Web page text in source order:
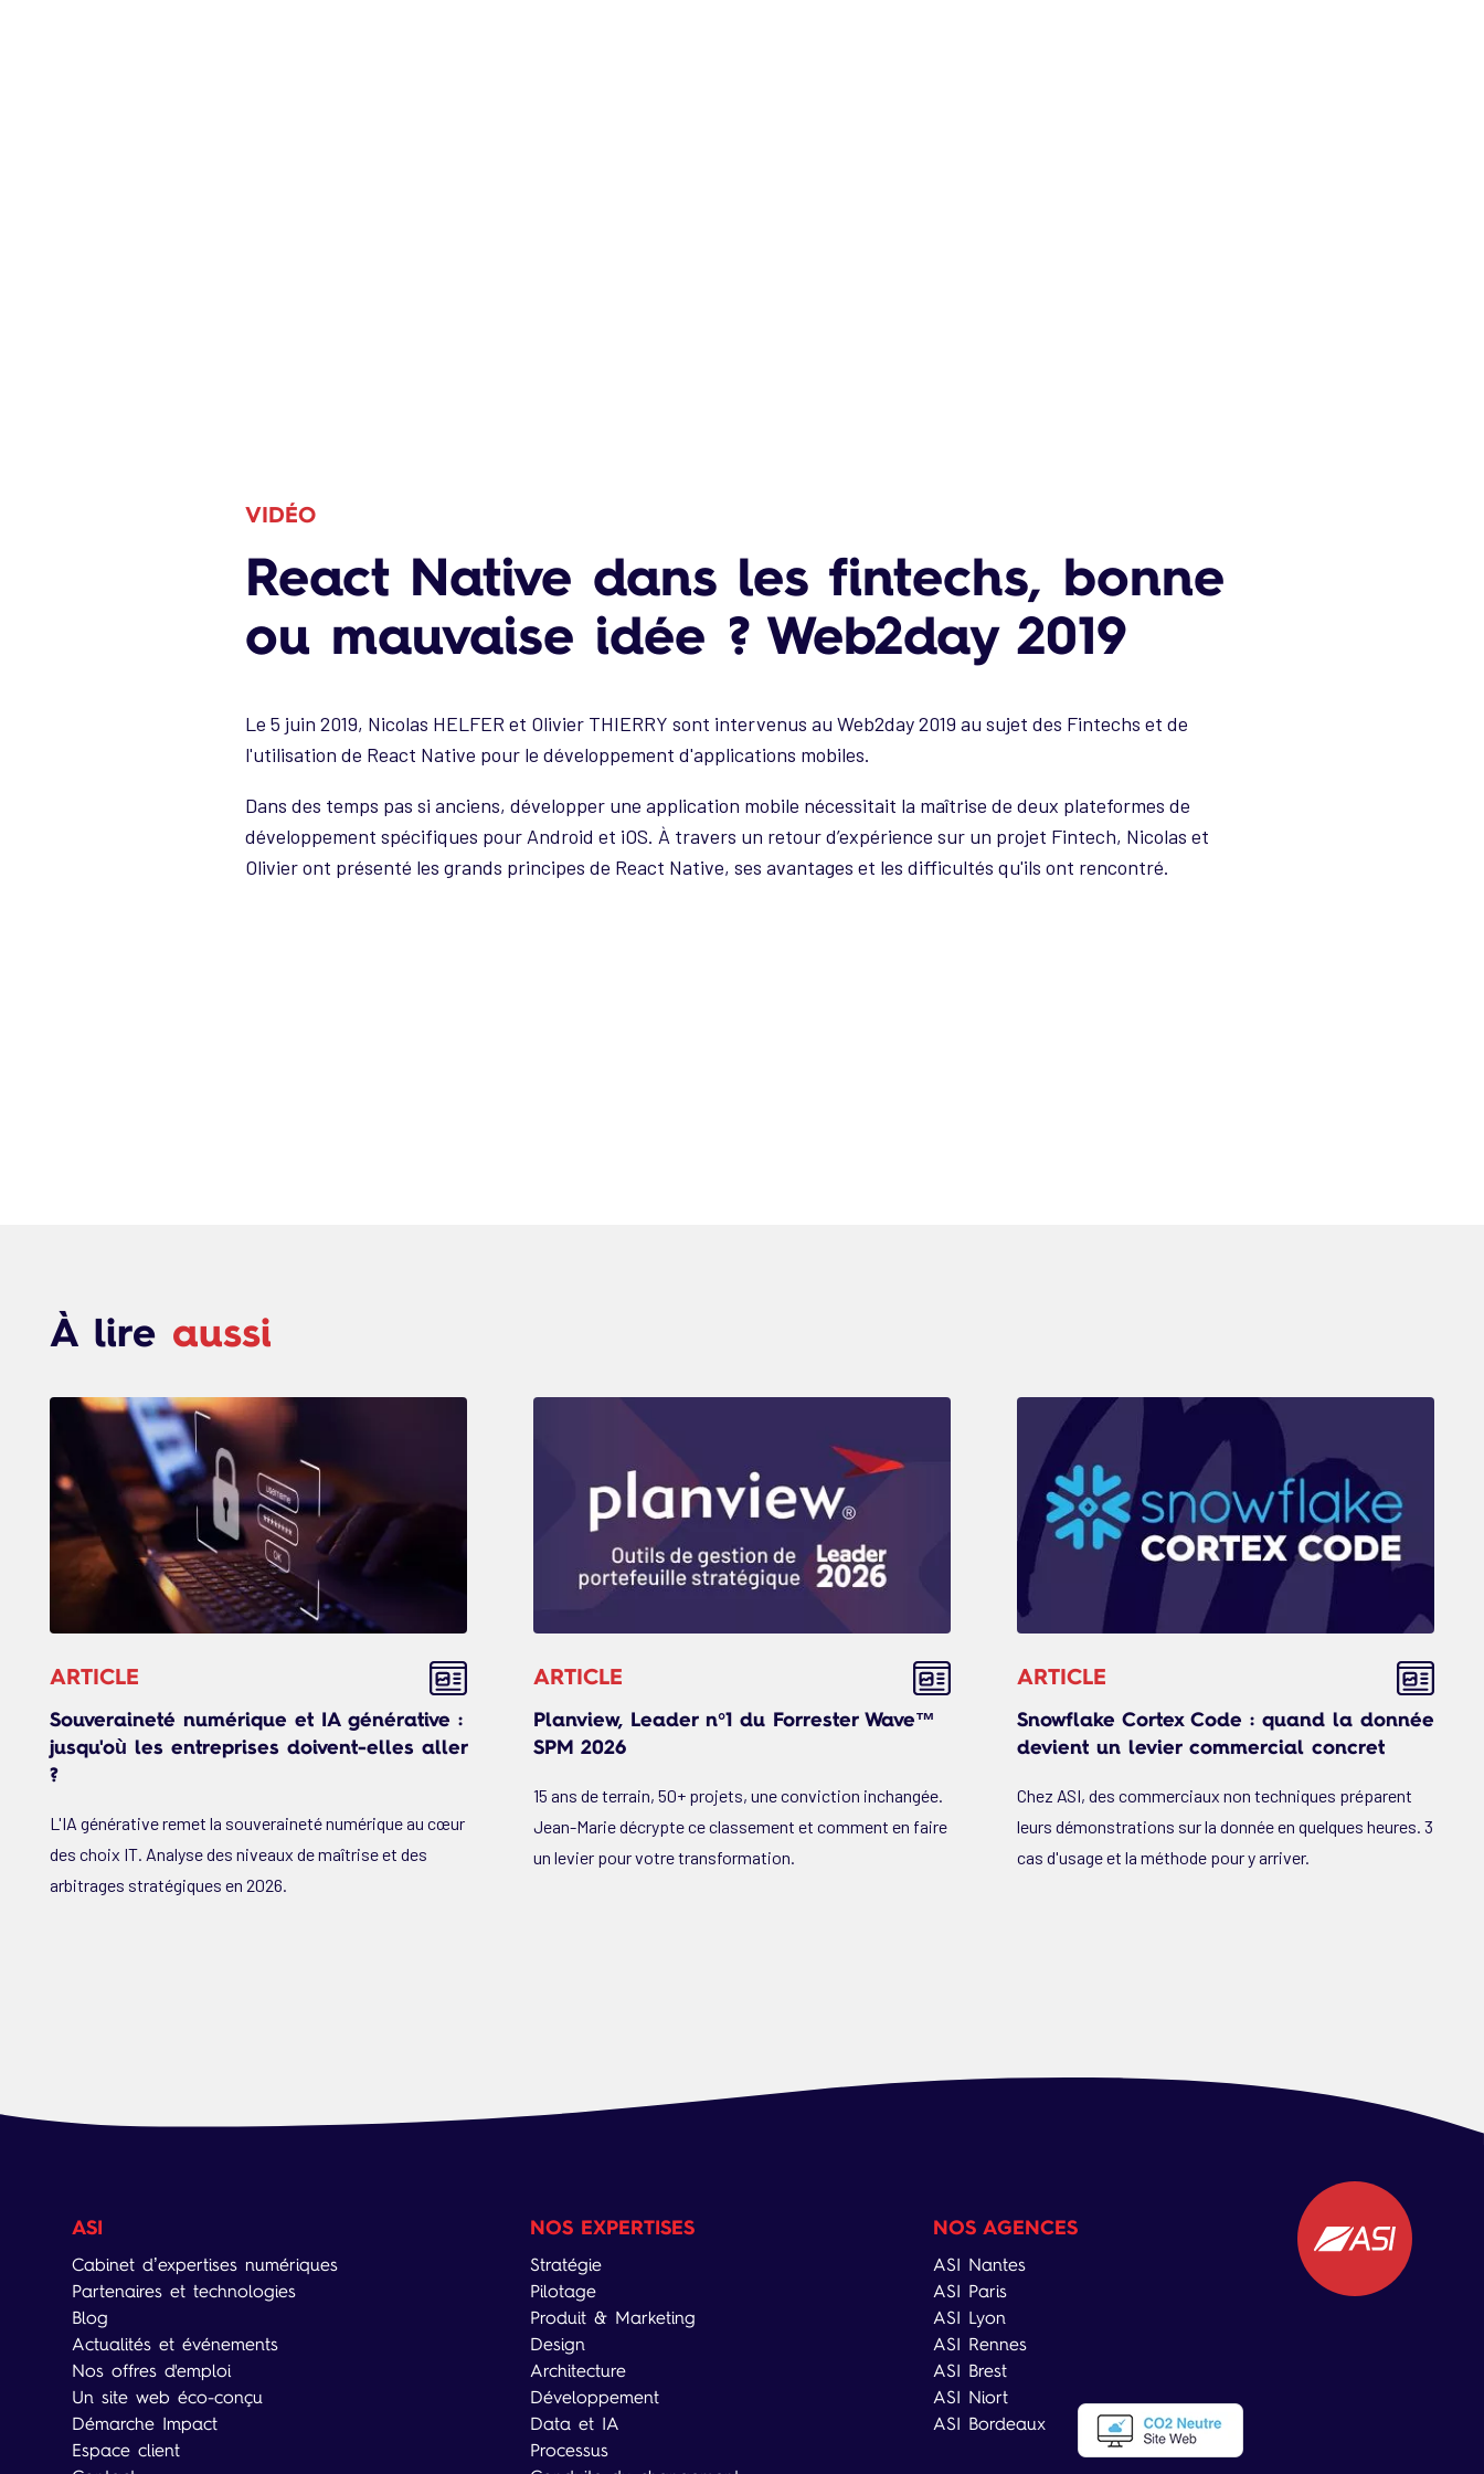
VIDÉO
React Native dans les fintechs, bonne
ou mauvaise idée ? Web2day 2019
Le 5 juin 2019, Nicolas HELFER et Olivier THIERRY sont intervenus au Web2day 2019 au sujet des Fintechs et de
l'utilisation de React Native pour le développement d'applications mobiles.
Dans des temps pas si anciens, développer une application mobile nécessitait la maîtrise de deux plateformes de
développement spécifiques pour Android et iOS. À travers un retour d’expérience sur un projet Fintech, Nicolas et
Olivier ont présenté les grands principes de React Native, ses avantages et les difficultés qu'ils ont rencontré.
À lire aussi
ARTICLE
Souveraineté numérique et IA générative :
jusqu'où les entreprises doivent-elles aller
?
L'IA générative remet la souveraineté numérique au cœur
des choix IT. Analyse des niveaux de maîtrise et des
arbitrages stratégiques en 2026.
ARTICLE
Planview, Leader n°1 du Forrester Wave™
SPM 2026
15 ans de terrain, 50+ projets, une conviction inchangée.
Jean-Marie décrypte ce classement et comment en faire
un levier pour votre transformation.
ARTICLE
Snowflake Cortex Code : quand la donnée
devient un levier commercial concret
Chez ASI, des commerciaux non techniques préparent
leurs démonstrations sur la donnée en quelques heures. 3
cas d'usage et la méthode pour y arriver.
ASI
Cabinet d’expertises numériques
Partenaires et technologies
Blog
Actualités et événements
Nos offres d'emploi
Un site web éco-conçu
Démarche Impact
Espace client
NOS EXPERTISES
Stratégie
Pilotage
Produit & Marketing
Design
Architecture
Développement
Data et IA
Processus
NOS AGENCES
ASI Nantes
ASI Paris
ASI Lyon
ASI Rennes
ASI Brest
ASI Niort
ASI Bordeaux